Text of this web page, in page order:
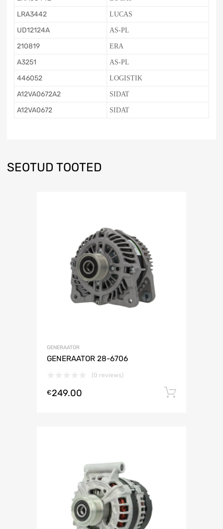
LRA3442 LUCAS
UD12124A AS-PL
210819 ERA
A3251 AS-PL
446052 LOGISTIK
A12VA0672A2 SIDAT
A12VA0672 SIDAT
SEOTUD TOOTED
GENERAATOR
GENERAATOR 28-6706
(0 reviews)
€249.00